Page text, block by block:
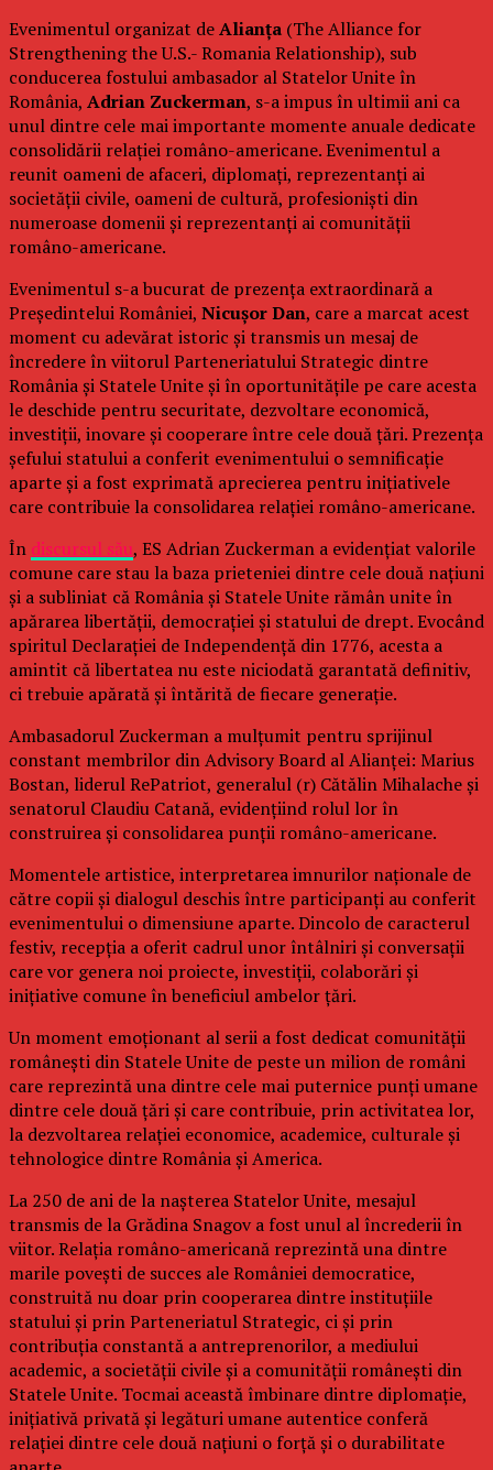
Evenimentul organizat deAlianța (The Alliance for
Strengthening the U.S.- Romania Relationship), sub
conducerea fostului ambasador al Statelor Unite în
România, Adrian Zuckerman, s-a impus în ultimii ani ca
unul dintre cele mai importante momente anuale dedicate
consolidării relației româno-americane. Evenimentul a
reunit oameni de afaceri, diplomați, reprezentanți ai
societății civile, oameni de cultură, profesioniști din
numeroase domenii și reprezentanți ai comunității
româno-americane.
Evenimentul s-a bucurat de prezența extraordinară a
Președintelui României, Nicușor Dan, care a marcat acest
moment cu adevărat istoric și transmis un mesaj de
încredere în viitorul Parteneriatului Strategic dintre
România și Statele Unite și în oportunitățile pe care acesta
le deschide pentru securitate, dezvoltare economică,
investiții, inovare și cooperare între cele două țări. Prezența
șefului statului a conferit evenimentului o semnificație
aparte și a fost exprimată aprecierea pentru inițiativele
care contribuie la consolidarea relației româno-americane.
În discursul său, ES Adrian Zuckerman a evidențiat valorile
comune care stau la baza prieteniei dintre cele două națiuni
și a subliniat că România și Statele Unite rămân unite în
apărarea libertății, democrației și statului de drept. Evocând
spiritul Declarației de Independență din 1776, acesta a
amintit că libertatea nu este niciodată garantată definitiv,
ci trebuie apărată și întărită de fiecare generație.
Ambasadorul Zuckerman a mulțumit pentru sprijinul
constant membrilor din Advisory Board al Alianței: Marius
Bostan, liderul RePatriot, generalul (r) Cătălin Mihalache și
senatorul Claudiu Catană, evidențiind rolul lor în
construirea și consolidarea punții româno-americane.
Momentele artistice, interpretarea imnurilor naționale de
către copii și dialogul deschis între participanți au conferit
evenimentului o dimensiune aparte. Dincolo de caracterul
festiv, recepția a oferit cadrul unor întâlniri și conversații
care vor genera noi proiecte, investiții, colaborări și
inițiative comune în beneficiul ambelor țări.
Un moment emoționant al serii a fost dedicat comunității
românești din Statele Unite de peste un milion de români
care reprezintă una dintre cele mai puternice punți umane
dintre cele două țări și care contribuie, prin activitatea lor,
la dezvoltarea relației economice, academice, culturale și
tehnologice dintre România și America.
La 250 de ani de la nașterea Statelor Unite, mesajul
transmis de la Grădina Snagov a fost unul al încrederii în
viitor. Relația româno-americană reprezintă una dintre
marile povești de succes ale României democratice,
construită nu doar prin cooperarea dintre instituțiile
statului și prin Parteneriatul Strategic, ci și prin
contribuția constantă a antreprenorilor, a mediului
academic, a societății civile și a comunității românești din
Statele Unite. Tocmai această îmbinare dintre diplomație,
inițiativă privată și legături umane autentice conferă
relației dintre cele două națiuni o forță și o durabilitate